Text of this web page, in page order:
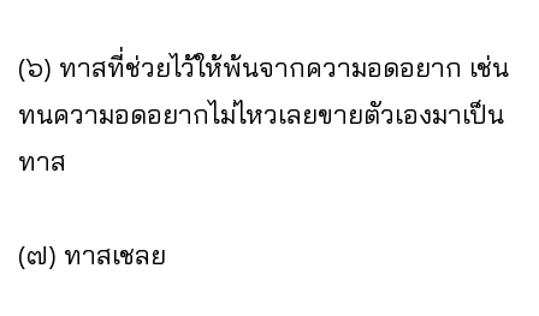
(๖) ทาสที่ช่วยไว้ให้พ้นจากความอดอยาก เช่น
ทนความอดอยากไม่ไหวเลยขายตัวเองมาเป็น
ทาส
(๗) ทาสเชลย